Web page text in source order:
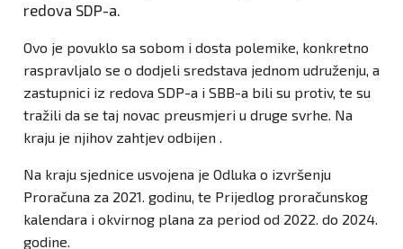
redova SDP-a.
Ovo je povuklo sa sobom i dosta polemike, konkretno
raspravljalo se o dodjeli sredstava jednom udruženju, a
zastupnici iz redova SDP-a i SBB-a bili su protiv, te su
tražili da se taj novac preusmjeri u druge svrhe. Na
kraju je njihov zahtjev odbijen .
Na kraju sjednice usvojena je Odluka o izvršenju
Proračuna za 2021. godinu, te Prijedlog proračunskog
kalendara i okvirnog plana za period od 2022. do 2024.
godine.